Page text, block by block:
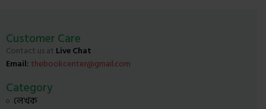
Customer Care
Contact us at Live Chat
Email: thebookcenter@gmail.com
Category
লেখক